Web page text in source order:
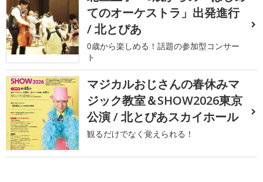
てのオーケストラ」出発進行
/ 北とぴあ
0歳から楽しめる！話題の参加型コンサー
ト
マジカルおじさんの春休みマ
ジック教室＆SHOW2026東京
公演 / 北とぴあスカイホール
観るだけでなく覚えられる！